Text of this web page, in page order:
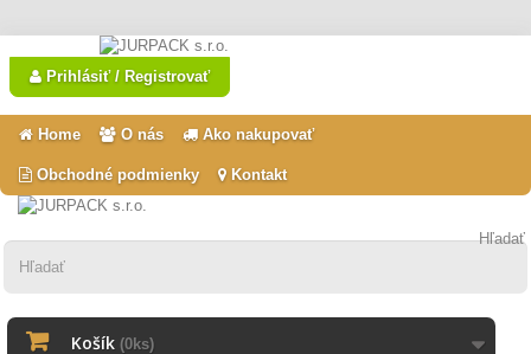
Prihlásiť / Registrovať
Home O nás Ako nakupovať
Obchodné podmienky Kontakt
Hľadať
Košík (0ks)